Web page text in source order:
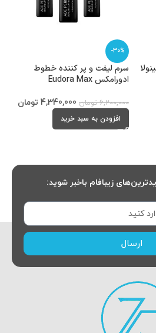
-30%
سرم لیفت و پر کننده خطوط
ادورامکس Eudora Max
6,200,000 تومان 4,340,000 تومان
افزودن به سبد خرید
زیبافام باخبر شوید:
ارسال